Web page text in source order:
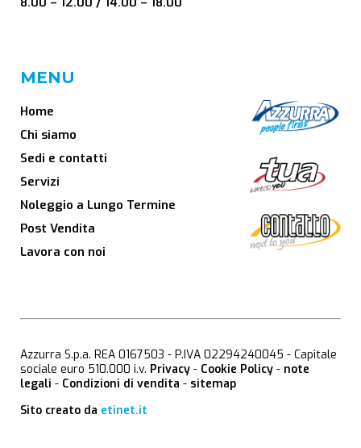
MENU
Home
Chi siamo
Sedi e contatti
Servizi
Noleggio a Lungo Termine
Post Vendita
Lavora con noi
Azzurra S.p.a. REA 0167503 - P.IVA 02294240045 - Capitale
sociale euro 510.000 i.v. Privacy - Cookie Policy - note
legali - Condizioni di vendita - sitemap
Sito creato da etinet.it